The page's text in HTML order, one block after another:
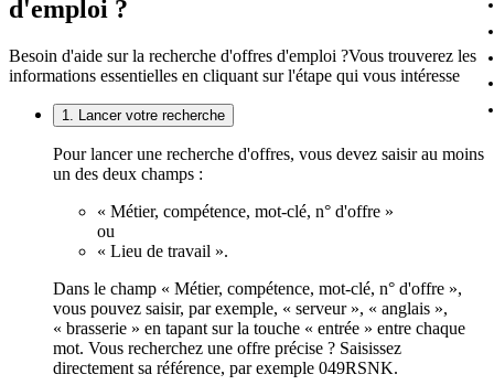
d'emploi ?
Besoin d'aide sur la recherche d'offres d'emploi ?Vous trouverez les
informations essentielles en cliquant sur l'étape qui vous intéresse
1. Lancer votre recherche
Pour lancer une recherche d'offres, vous devez saisir au moins
un des deux champs :
« Métier, compétence, mot-clé, n° d'offre »
ou
« Lieu de travail ».
Dans le champ « Métier, compétence, mot-clé, n° d'offre »,
vous pouvez saisir, par exemple, « serveur », « anglais »,
« brasserie » en tapant sur la touche « entrée » entre chaque
mot. Vous recherchez une offre précise ? Saisissez
directement sa référence, par exemple 049RSNK.